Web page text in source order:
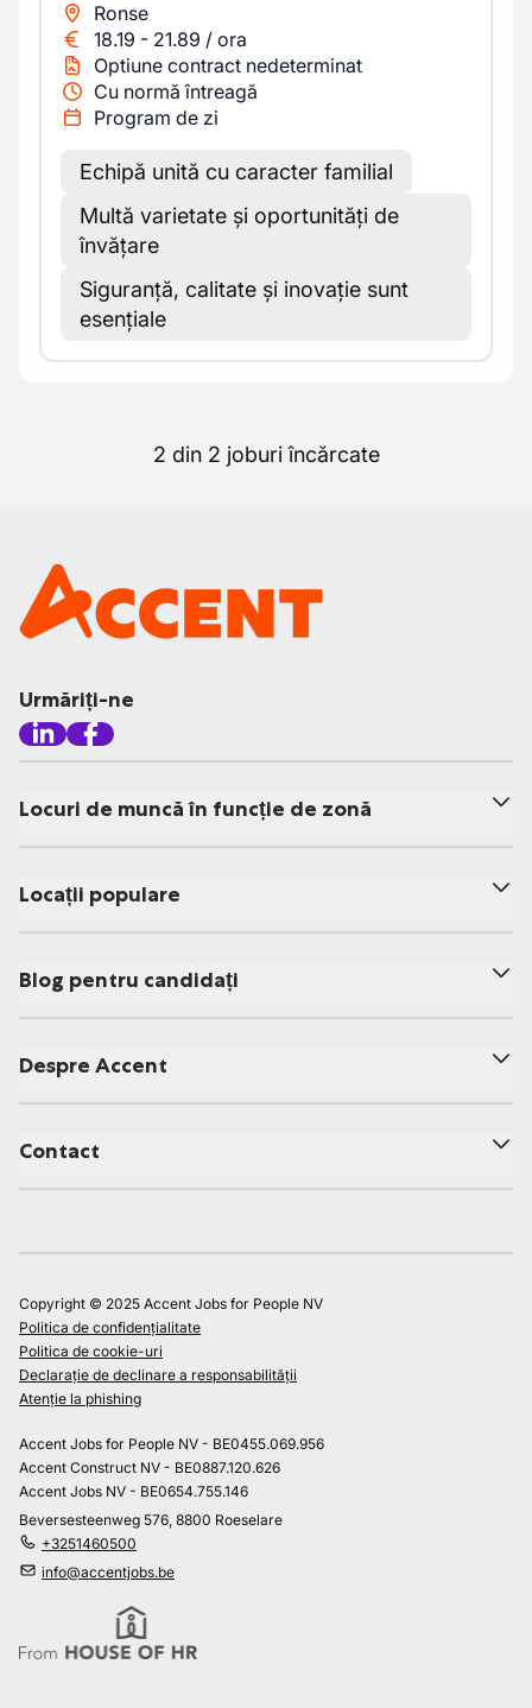
Ronse
18.19 - 21.89 / ora
Optiune contract nedeterminat
Cu normă întreagă
Program de zi
Echipă unită cu caracter familial
Multă varietate și oportunități de
învățare
Siguranță, calitate și inovație sunt
esențiale
2 din 2 joburi încărcate
Urmăriți-ne
Locuri de muncă în funcție de zonă
Locații populare
Blog pentru candidați
Despre Accent
Contact
Copyright © 2025 Accent Jobs for People NV
Politica de confidențialitate
Politica de cookie-uri
Declarație de declinare a responsabilității
Atenție la phishing
Accent Jobs for People NV - BE0455.069.956
Accent Construct NV - BE0887.120.626
Accent Jobs NV - BE0654.755.146
Beversesteenweg 576, 8800 Roeselare
+3251460500
info@accentjobs.be